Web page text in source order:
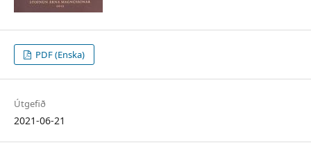
PDF (Enska)
Útgefið
2021-06-21